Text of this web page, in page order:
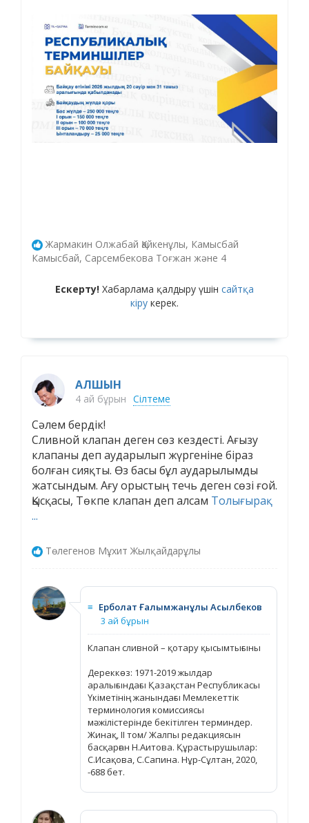
Жармакин Олжабай Қайкенұлы, Камысбай
Камысбай, Сарсембекова Тоғжан және 4
Ескерту! Хабарлама қалдыру үшін сайтқа
кіру керек.
АЛШЫН
4 ай бұрын Сілтеме
Сәлем бердік!
Сливной клапан деген сөз кездесті. Ағызу
клапаны деп аударылып жүргеніне біраз
болған сияқты. Өз басы бұл аударылымды
жатсындым. Ағу орыстың течь деген сөзі ғой.
Қысқасы, Төкпе клапан деп алсам Толығырақ
...
Төлегенов Мұхит Жылқайдарұлы
≡ Ерболат Ғалымжанұлы Асылбеков
3 ай бұрын
Клапан сливной – қотару қысымтығыны
Дереккөз: 1971-2019 жылдар
аралығындағы Қазақстан Республикасы
Үкіметінің жанындағы Мемлекеттік
терминология комиссиясы
мәжілістерінде бекітілген терминдер.
Жинақ, ІІ том/ Жалпы редакциясын
басқарған Н.Аитова. Құрастырушылар:
С.Исақова, С.Сапина. Нұр-Сұлтан, 2020,
-688 бет.